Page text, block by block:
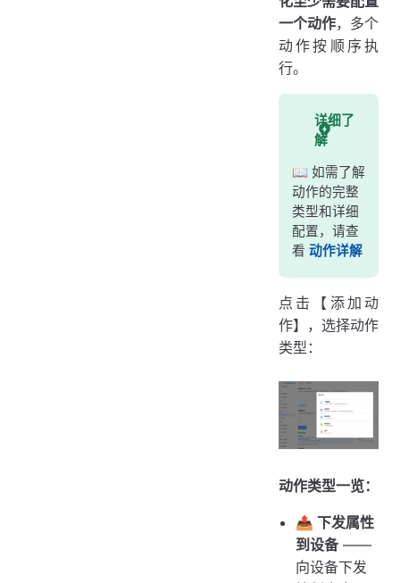
一个动作，多个
动作按顺序执
行。
详细了
解
📖 如需了解
动作的完整
类型和详细
配置，请查
看 动作详解
点击【添加动
作】，选择动作
类型：
动作类型一览：
📤 下发属性
到设备——
向设备下发